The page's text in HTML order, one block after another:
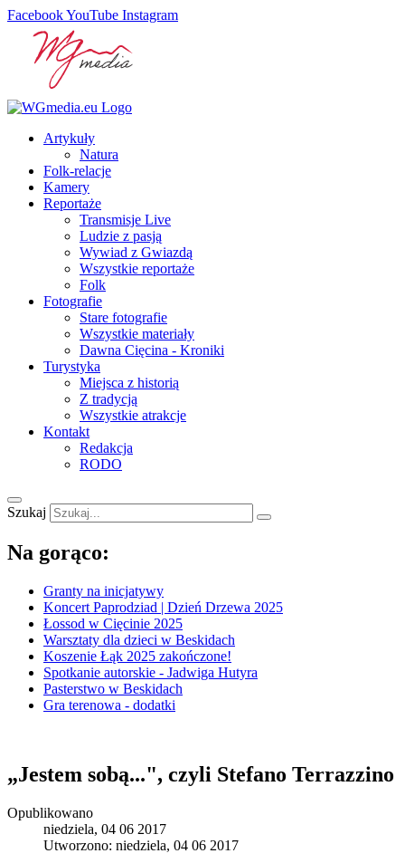
FacebookYouTube Instagram
Artykuły
Natura
Folk-relacje
Kamery
Reportaże
Transmisje Live
Ludzie z pasją
Wywiad z Gwiazdą
Wszystkie reportaże
Folk
Fotografie
Stare fotografie
Wszystkie materiały
Dawna Cięcina - Kroniki
Turystyka
Miejsca z historią
Z tradycją
Wszystkie atrakcje
Kontakt
Redakcja
RODO
Szukaj
Na gorąco:
Granty na inicjatywy
Koncert Paprodziad | Dzień Drzewa 2025
Łossod w Cięcinie 2025
Warsztaty dla dzieci w Beskidach
Koszenie Łąk 2025 zakończone!
Spotkanie autorskie - Jadwiga Hutyra
Pasterstwo w Beskidach
Gra terenowa - dodatki
„Jestem sobą...", czyli Stefano Terrazzino
Opublikowano
niedziela, 04 06 2017
Utworzono: niedziela, 04 06 2017